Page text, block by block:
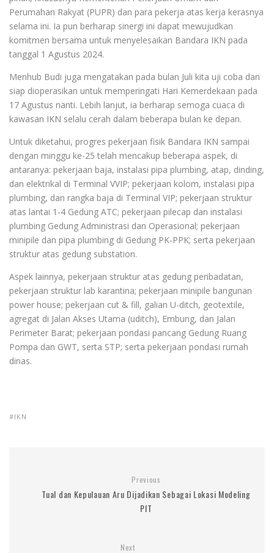
Perumahan Rakyat (PUPR) dan para pekerja atas kerja kerasnya
selama ini. Ia pun berharap sinergi ini dapat mewujudkan
komitmen bersama untuk menyelesaikan Bandara IKN pada
tanggal 1 Agustus 2024.
Menhub Budi juga mengatakan pada bulan Juli kita uji coba dan
siap dioperasikan untuk memperingati Hari Kemerdekaan pada
17 Agustus nanti. Lebih lanjut, ia berharap semoga cuaca di
kawasan IKN selalu cerah dalam beberapa bulan ke depan.
Untuk diketahui, progres pekerjaan fisik Bandara IKN sampai
dengan minggu ke-25 telah mencakup beberapa aspek, di
antaranya: pekerjaan baja, instalasi pipa plumbing, atap, dinding,
dan elektrikal di Terminal VVIP; pekerjaan kolom, instalasi pipa
plumbing, dan rangka baja di Terminal VIP; pekerjaan struktur
atas lantai 1-4 Gedung ATC; pekerjaan pilecap dan instalasi
plumbing Gedung Administrasi dan Operasional; pekerjaan
minipile dan pipa plumbing di Gedung PK-PPK; serta pekerjaan
struktur atas gedung substation.
Aspek lainnya, pekerjaan struktur atas gedung peribadatan,
pekerjaan struktur lab karantina; pekerjaan minipile bangunan
power house; pekerjaan cut & fill, galian U-ditch, geotextile,
agregat di Jalan Akses Utama (uditch), Embung, dan Jalan
Perimeter Barat; pekerjaan pondasi pancang Gedung Ruang
Pompa dan GWT, serta STP; serta pekerjaan pondasi rumah
dinas.
IKN
Previous
Tual dan Kepulauan Aru Dijadikan Sebagai Lokasi Modeling
PIT
Next